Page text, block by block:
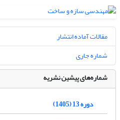
مقالات آماده انتشار
شماره جاری
شماره‌های پیشین نشریه
دوره 13 (1405)